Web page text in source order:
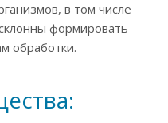
в том числе
формировать
обработки.